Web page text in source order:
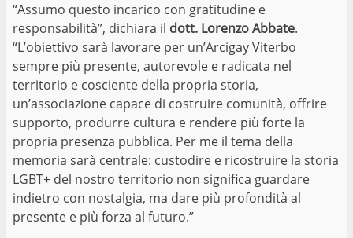
“Assumo questo incarico con gratitudine e
responsabilità”, dichiara il dott. Lorenzo Abbate.
“L’obiettivo sarà lavorare per un’Arcigay Viterbo
sempre più presente, autorevole e radicata nel
territorio e cosciente della propria storia,
un’associazione capace di costruire comunità, offrire
supporto, produrre cultura e rendere più forte la
propria presenza pubblica. Per me il tema della
memoria sarà centrale: custodire e ricostruire la storia
LGBT+ del nostro territorio non significa guardare
indietro con nostalgia, ma dare più profondità al
presente e più forza al futuro.”